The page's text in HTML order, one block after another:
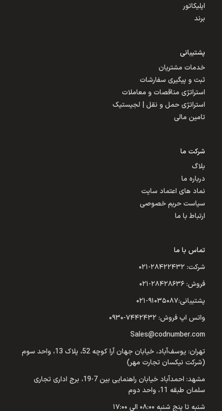
اپلیکاتور
برند
پشتیبانی
خدمات مشتریان
ثبت و پیگیری سفارشات
استراتژی مناقصات و معاملات
استراتژی حمل و نقل | لجیستیک
تامین مالی
شرکت ما
بلاگ
درباره ما
نماد های اعتماد سایت
سیاست حریم خصوصی
ارتباط با ما
تماس با ما
شرکت: ۲۸۴۲۲۴۳۲-۰۲۱
فروش: ۲۸۴۲۸۶۳۶-۰۲۱
پشتیبانی:۹۱۰۳۵۰۸۷-۰۲۱
واتس اپ فروش: ۷۴۴۲۴۳۲-۰۹۳۰
Sales@codnumber.com
تهران: یوسف‌آباد، خیابان جهان آرا کوچه 52، پلاک 13، واحد سوم
(شرکت نیکسان تجارت مهر)
مشهد: احمدآباد خیابان راهنمایی بین 7-19، برج اداری تجاری
سلمان طبقه 11، واحد دوم
شنبه تا پنج شنبه ۰۸:۰۰ الی ۱۷:۰۰